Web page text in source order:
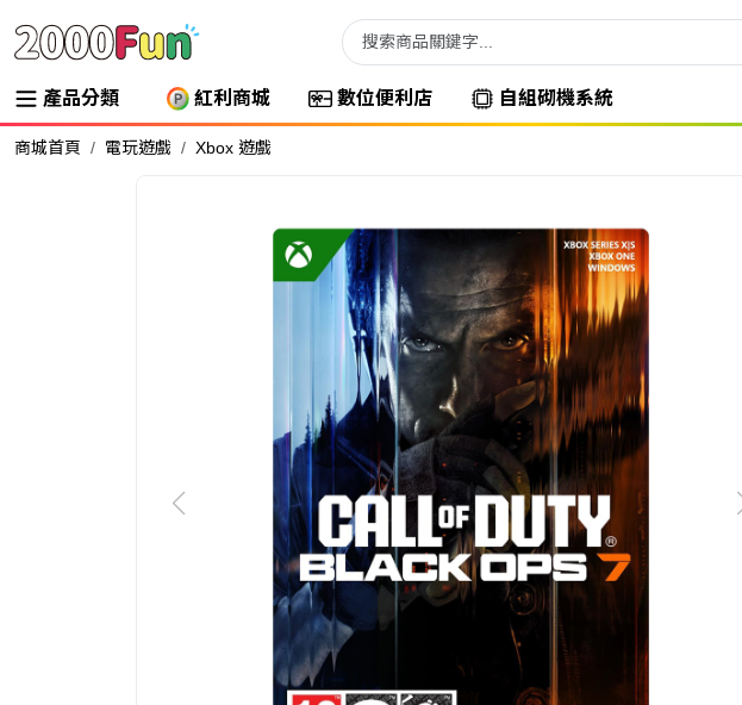
產品分類 紅利商城 數位便利店 自組砌機系統
商城首頁 電玩遊戲 Xbox 遊戲